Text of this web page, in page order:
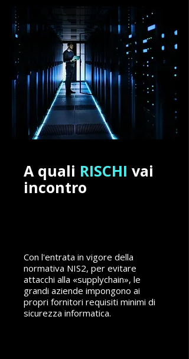
A quali RISCHI vai
incontro
Con l'entrata in vigore della
normativa NIS2, per evitare
attacchi alla «supplychain», le
grandi aziende impongono ai
propri fornitori requisiti minimi di
sicurezza informatica.